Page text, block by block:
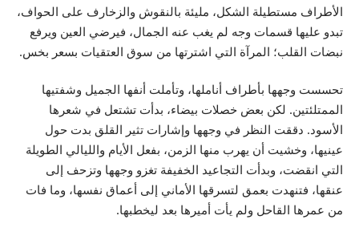
الأطراف مستطيلة الشكل، مليئة بالنقوش والزخارف على الحواف،
تبدو عليها قسمات وجه لم يغب عنه الجمال، فيرضي العين ويرفع
نبضات القلب؛ المرآة التي اشترتها من سوق العتقيات بسعر بخس.
تحسست وجهها بأطراف أناملها، وتأملت أنفها الجميل وشفتيها
الممتلئتين. لكن بعض خصلات بيضاء، بدأت تشتعل في شعرها
الأسود. دققت النظر في وجهها وإشارات تثير القلق بدت حول
عينيها، وخشيت أن يهرب منها الزمن، بفعل الأيام والليالي الطويلة
التي انقضت، وبدأت التجاعيد الخفيفة تغزو وجهها وتزحف إلى
عنقها، فتنهدت بعمق لتسرقها الأماني إلى أعماق نفسها، وما فات
من عمرها القاحل ولم يأت أميرها بعد ليخطبها.